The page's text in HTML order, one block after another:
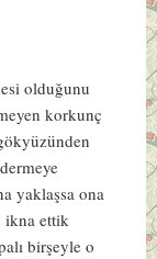
olduğunu
korkunç
yaklaşsa ona
ikna ettik
birşeyle o